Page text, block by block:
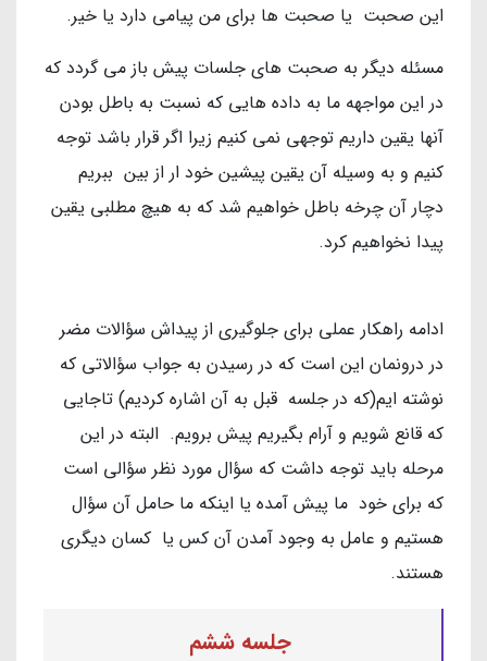
این صحبت یا صحبت ها برای من پیامی دارد یا خیر.
مسئله دیگر به صحبت های جلسات پیش باز می گردد که
در این مواجهه ما به داده هایی که نسبت به باطل بودن
آنها یقین داریم توجهی نمی کنیم زیرا اگر قرار باشد توجه
کنیم و به وسیله آن یقین پیشین خود ار از بین ببریم
دچار آن چرخه باطل خواهیم شد که به هیچ مطلبی یقین
پیدا نخواهیم کرد.
ادامه راهکار عملی برای جلوگیری از پیداش سؤالات مضر
در درونمان این است که در رسیدن به جواب سؤالاتی که
نوشته ایم(که در جلسه قبل به آن اشاره کردیم) تاجایی
که قانع شویم و آرام بگیریم پیش برویم. البته در این
مرحله باید توجه داشت که سؤال مورد نظر سؤالی است
که برای خود ما پیش آمده یا اینکه ما حامل آن سؤال
هستیم و عامل به وجود آمدن آن کس یا کسان دیگری
هستند.
جلسه ششم